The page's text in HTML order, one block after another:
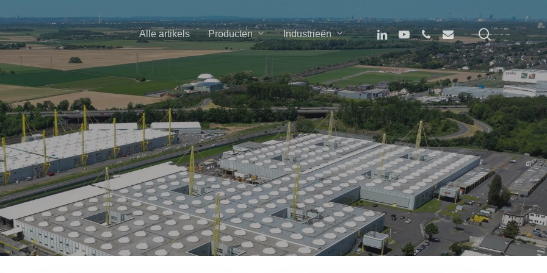
Alle artikels Producten Industrieën linkedinyoutubephoneemail search